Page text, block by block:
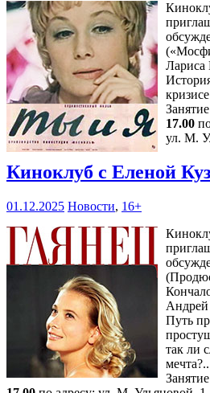
Лариса
17.00
ул. М.
Киноклуб с Еленой
01.12.2025 Новости, 16+
Андрей
Путь
так ли
мечта?..